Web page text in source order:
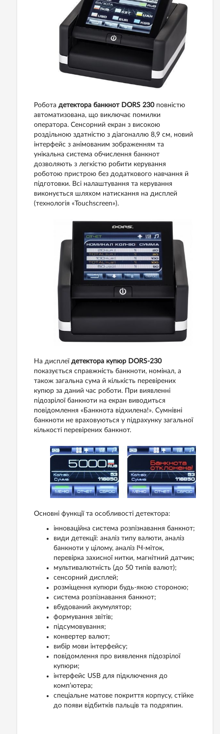
Робота детектора банкнот DORS 230повністю
автоматизована, що виключає помилки
оператора. Сенсорний екран з високою
роздільною здатністю з діагоналлю 8,9 см, новий
інтерфейс з анімованим зображенням та
унікальна система обчислення банкнот
дозволяють з легкістю робити керування
роботою пристрою без додаткового навчання й
підготовки. Всі налаштування та керування
виконується шляхом натискання на дисплей
(технологія «Touchscreen»).
На дисплеї детектора купюр DORS-230
показується справжність банкноти, номінал, а
також загальна сума й кількість перевірених
купюр за даний час роботи. При виявленні
підозрілої банкноти на екран виводиться
повідомлення «Банкнота відхилена!». Сумнівні
банкноти не враховуються у підрахунку загальної
кількості перевірених банкнот.
Основні функції та особливості детектора:
інноваційна система розпізнавання банкнот;
види детекції: аналіз типу валюти, аналіз
банкноти у цілому, аналіз ІЧ-міток,
перевірка захисної нитки, магнітний датчик;
мультивалютність (до 50 типів валют);
сенсорний дисплей;
розміщення купюри будь-якою стороною;
система розпізнавання банкнот;
вбудований акумулятор;
формування звітів;
підсумовування;
конвертер валют;
вибір мови інтерфейсу;
повідомлення про виявлення підозрілої
купюри;
інтерфейс USB для підключення до
комп’ютера;
спеціальне матове покриття корпусу, стійке
до появи відбитків пальців та подряпин.